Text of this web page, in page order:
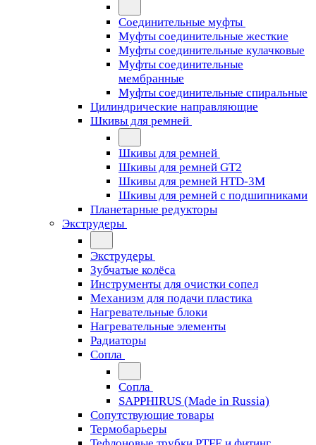
Соединительные муфты
Муфты соединительные жесткие
Муфты соединительные кулачковые
Муфты соединительные
мембранные
Муфты соединительные спиральные
Цилиндрические направляющие
Шкивы для ремней
Шкивы для ремней
Шкивы для ремней GT2
Шкивы для ремней HTD-3M
Шкивы для ремней с подшипниками
Планетарные редукторы
Экструдеры
Экструдеры
Зубчатые колёса
Инструменты для очистки сопел
Механизм для подачи пластика
Нагревательные блоки
Нагревательные элементы
Радиаторы
Сопла
Сопла
SAPPHIRUS (Made in Russia)
Сопутствующие товары
Термобарьеры